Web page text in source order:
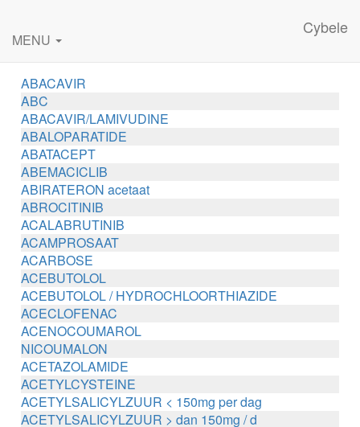
Cybele
MENU
ABACAVIR
ABC
ABACAVIR/LAMIVUDINE
ABALOPARATIDE
ABATACEPT
ABEMACICLIB
ABIRATERON acetaat
ABROCITINIB
ACALABRUTINIB
ACAMPROSAAT
ACARBOSE
ACEBUTOLOL
ACEBUTOLOL / HYDROCHLOORTHIAZIDE
ACECLOFENAC
ACENOCOUMAROL
NICOUMALON
ACETAZOLAMIDE
ACETYLCYSTEINE
ACETYLSALICYLZUUR < 150mg per dag
ACETYLSALICYLZUUR > dan 150mg / d